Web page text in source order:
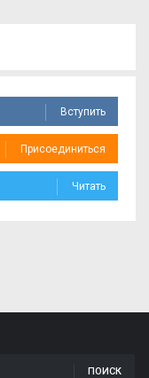
Вступить
Присоединиться
Читать
ПОИСК